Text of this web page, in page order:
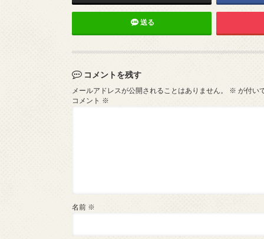
送る
コメントを残す
メールアドレスが公開されることはありません。 ※ が付い
コメント ※
名前 ※